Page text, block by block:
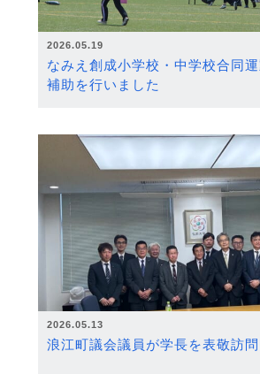
2026.05.19
なみえ創成小学校・中学校合同
補助を行いました
2026.05.13
浪江町議会議員が学長を表敬訪